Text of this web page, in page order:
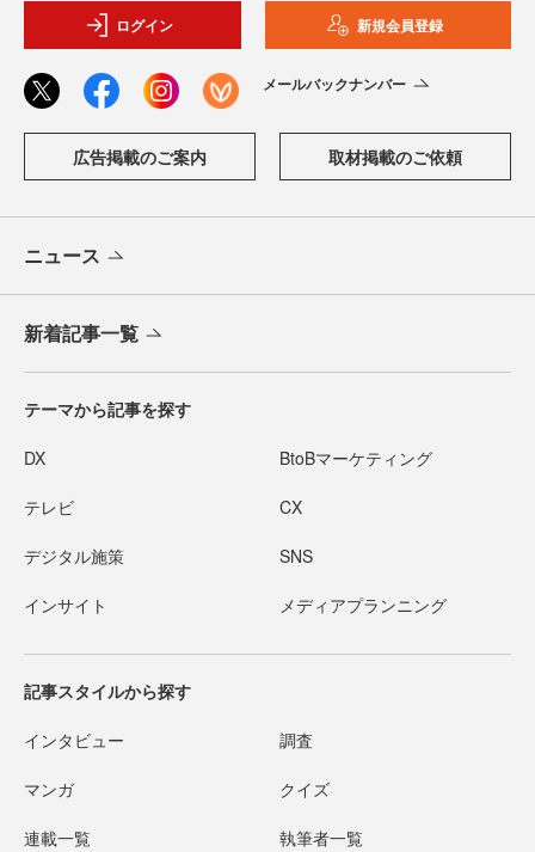
ログイン 新規会員登録
メールバックナンバー
広告掲載のご案内 取材掲載のご依頼
ニュース
新着記事一覧
テーマから記事を探す
DX BtoBマーケティング
テレビ CX
デジタル施策 SNS
インサイト メディアプランニング
記事スタイルから探す
インタビュー 調査
マンガ クイズ
連載一覧 執筆者一覧